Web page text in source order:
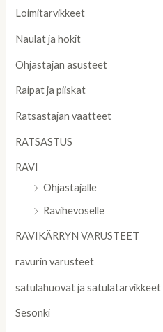
Loimitarvikkeet
Naulat ja hokit
Ohjastajan asusteet
Raipat ja piiskat
Ratsastajan vaatteet
RATSASTUS
RAVI
Ohjastajalle
Ravihevoselle
RAVIKÄRRYN VARUSTEET
ravurin varusteet
satulahuovat ja satulatarvikkeet
Sesonki